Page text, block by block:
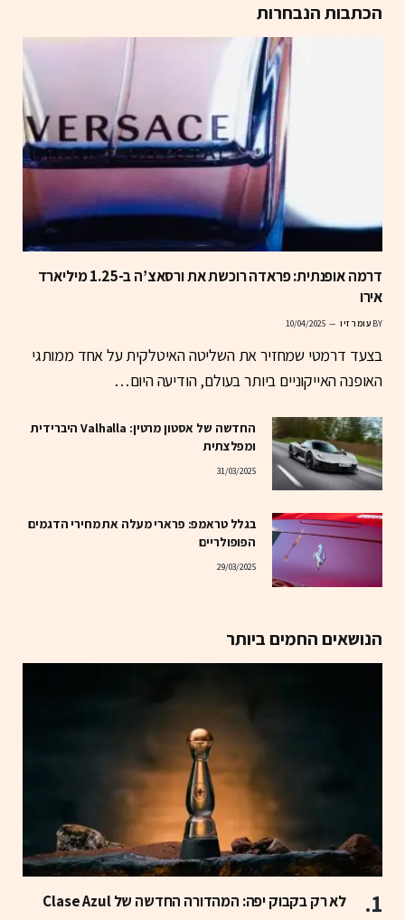
הכתבות הנבחרות
דרמה אופנתית: פראדה רוכשת את ורסאצ’ה ב-1.25 מיליארד
אירו
BY עומר זיו 10/04/2025
בצעד דרמטי שמחזיר את השליטה האיטלקית על אחד ממותגי
האופנה האייקוניים ביותר בעולם, הודיעה היום…
החדשה של אסטון מרטין: Valhalla היברידית
ומפלצתית
31/03/2025
בגלל טראמפ: פרארי מעלה את מחירי הדגמים
הפופולריים
29/03/2025
הנושאים החמים ביותר
לא רק בקבוק יפה: המהדורה החדשה של Clase Azul